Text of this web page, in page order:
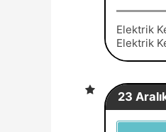
Elektrik
Elektrik
23